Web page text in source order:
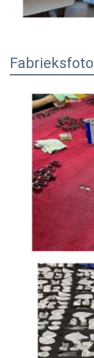
Fabrieksfoto